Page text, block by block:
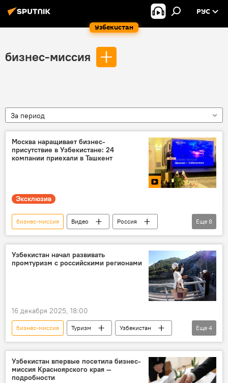
Узбекистан
РУС
бизнес-миссия
За период
Москва наращивает бизнес-
присутствие в Узбекистане: 24
компании приехали в Ташкент
Эксклюзив
бизнес-миссия Видео
Россия
Узбекистан
Выставка
косметика
пищевая промышленность
оборудование
сотрудничество
Москва
Еще 8
Узбекистан начал развивать
промтуризм с российскими регионами
16 декабря 2025, 18:00
бизнес-миссия Туризм
Узбекистан
Россия
сотрудничество
Общество
отдых
Еще 4
Узбекистан впервые посетила бизнес-
миссия Красноярского края —
подробности